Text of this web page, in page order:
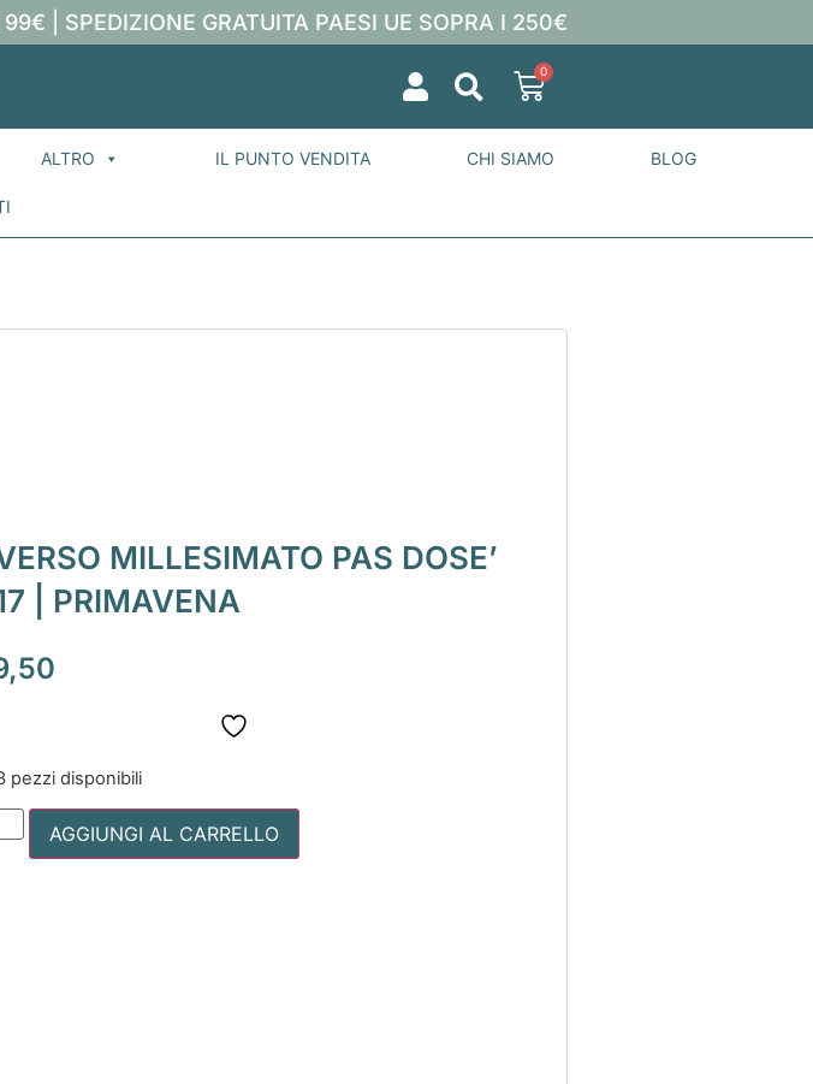
| SPEDIZIONE GRATUITA PAESI UE SOPRA I 250€
0
ALTRO IL PUNTO VENDITA CHI SIAMO BLOG
MILLESIMATO PAS DOSE’
| PRIMAVENA
pezzi disponibili
AGGIUNGI AL CARRELLO